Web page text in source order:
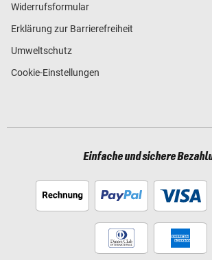
Widerrufsformular
Erklärung zur Barrierefreiheit
Umweltschutz
Cookie-Einstellungen
Einfache und sichere